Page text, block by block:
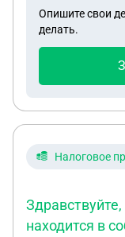
Опишите свои
делать.
Налоговое
находится в